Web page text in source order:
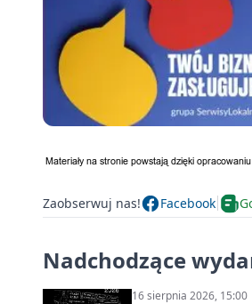
Zaobserwuj nas! Facebook
Nadchodzące
16 sierpnia 2026, 15:00